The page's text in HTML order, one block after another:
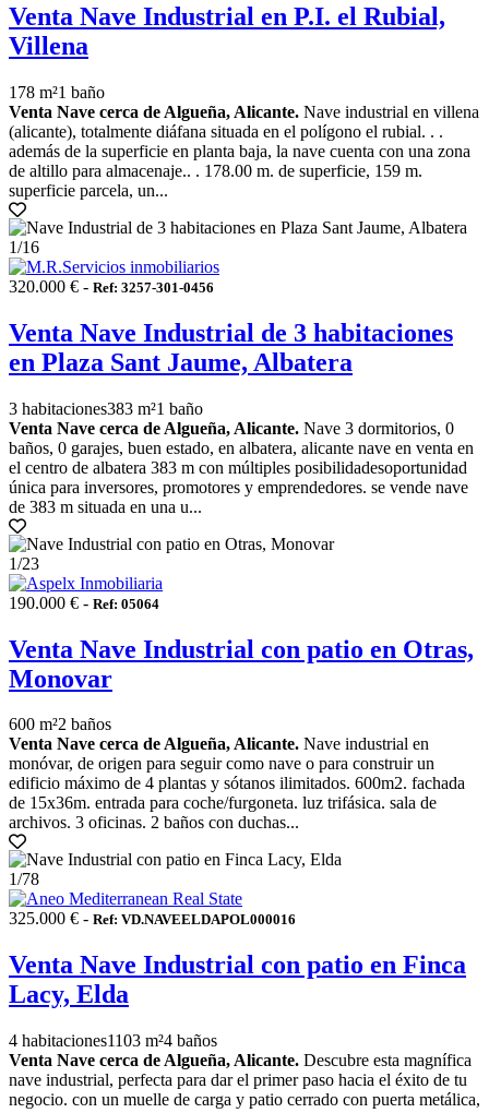
Venta Nave Industrial en P.I. el Rubial,
Villena
178 m²1 baño
Venta Nave cerca de Algueña, Alicante. Nave industrial en villena
(alicante), totalmente diáfana situada en el polígono el rubial. . .
además de la superficie en planta baja, la nave cuenta con una zona
de altillo para almacenaje.. . 178.00 m. de superficie, 159 m.
superficie parcela, un...
1/16
320.000 € - Ref: 3257-301-0456
Venta Nave Industrial de 3 habitaciones
en Plaza Sant Jaume, Albatera
3 habitaciones383 m²1 baño
Venta Nave cerca de Algueña, Alicante. Nave 3 dormitorios, 0
baños, 0 garajes, buen estado, en albatera, alicante nave en venta en
el centro de albatera 383 m con múltiples posibilidadesoportunidad
única para inversores, promotores y emprendedores. se vende nave
de 383 m situada en una u...
1/23
190.000 € - Ref: 05064
Venta Nave Industrial con patio en Otras,
Monovar
600 m²2 baños
Venta Nave cerca de Algueña, Alicante. Nave industrial en
monóvar, de origen para seguir como nave o para construir un
edificio máximo de 4 plantas y sótanos ilimitados. 600m2. fachada
de 15x36m. entrada para coche/furgoneta. luz trifásica. sala de
archivos. 3 oficinas. 2 baños con duchas...
1/78
325.000 € - Ref: VD.NAVEELDAPOL000016
Venta Nave Industrial con patio en Finca
Lacy, Elda
4 habitaciones1103 m²4 baños
Venta Nave cerca de Algueña, Alicante. Descubre esta magnífica
nave industrial, perfecta para dar el primer paso hacia el éxito de tu
negocio. con un muelle de carga y patio cerrado con puerta metálica,